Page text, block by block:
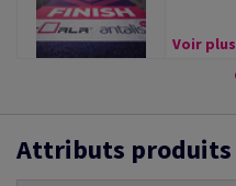
Voir plus
Attributs produits